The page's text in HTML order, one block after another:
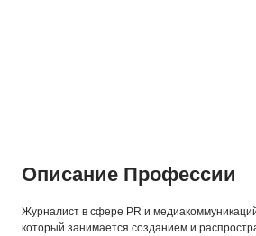
Описание Профессии
Журналист в сфере PR и
который занимается созданием и